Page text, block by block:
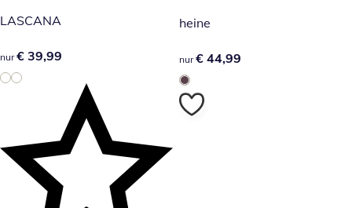
LASCANA
€ 39,99
nur € 39,99
heine
€ 44,99
nur € 44,99